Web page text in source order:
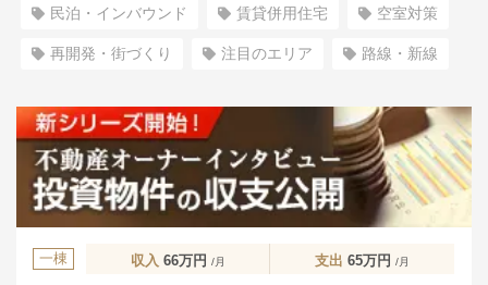
民泊・インバウンド 賃貸併用住宅 空室対策
再開発・街づくり 注目のエリア 路線・新線
一棟 収入 66万円 /月 支出 65万円 /月